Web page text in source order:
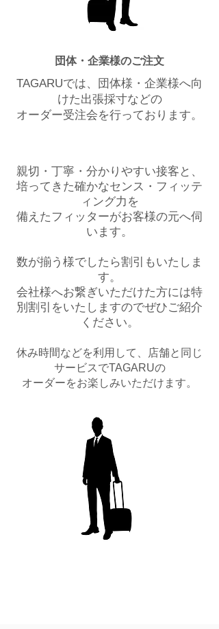
団体・企業様のご注文
TAGARUでは、団体様・企業様へ向
けた出張採寸などの
オーダー受注会を行っております。
親切・丁寧・分かりやすい接客と、
培ってきた確かなセンス・フィッテ
ィング力を
備えたフィッターがお客様の元へ伺
います。
数が揃う様でしたら割引もいたしま
す。
会社様へお繋ぎいただけた方には特
別割引をいたしますのでぜひご紹介
ください。
休み時間などを利用して、店舗と同じ
サービスでTAGARUの
オーダーをお楽しみいただけます。